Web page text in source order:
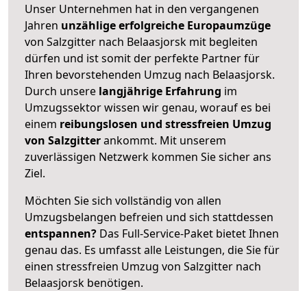
Unser Unternehmen hat in den vergangenen
Jahren unzählige erfolgreiche Europaumzüge
von Salzgitter nach Belaasjorsk mit begleiten
dürfen und ist somit der perfekte Partner für
Ihren bevorstehenden Umzug nach Belaasjorsk.
Durch unsere langjährige Erfahrung im
Umzugssektor wissen wir genau, worauf es bei
einem reibungslosen und stressfreien Umzug
von Salzgitterankommt. Mit unserem
zuverlässigen Netzwerk kommen Sie sicher ans
Ziel.
Möchten Sie sich vollständig von allen
Umzugsbelangen befreien und sich stattdessen
entspannen? Das Full-Service-Paket bietet Ihnen
genau das. Es umfasst alle Leistungen, die Sie für
einen stressfreien Umzug von Salzgitter nach
Belaasjorsk benötigen.